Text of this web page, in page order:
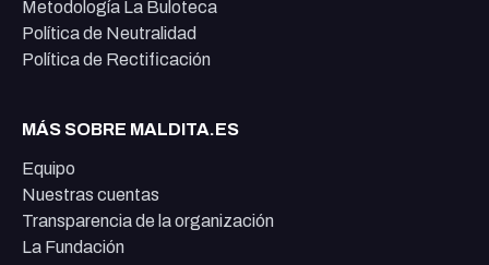
Metodología La Buloteca
Política de Neutralidad
Política de Rectificación
MÁS SOBRE MALDITA.ES
Equipo
Nuestras cuentas
Transparencia de la organización
La Fundación